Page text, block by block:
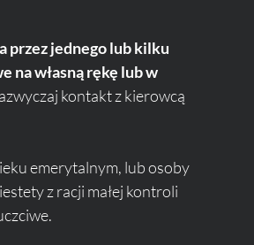
przez jednego lub kilku
na własną rękę lub w
kontakt z kierowcą
emerytalnym, lub osoby
z racji małej kontroli